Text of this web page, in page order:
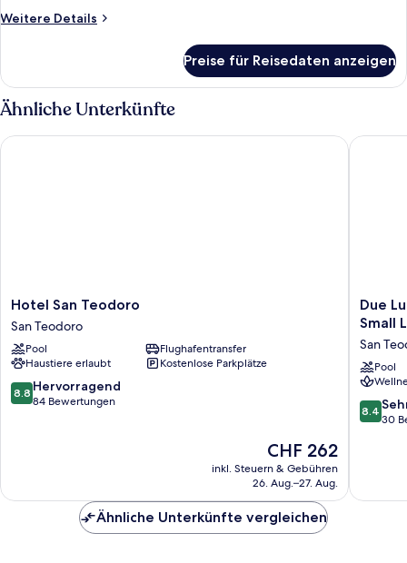
&
Free
anzeigen
Weitere Details
Weitere
Deluxe
Sea
View
Kids
Preise für Reisedaten anzeigen
Ähnliche Unterkünfte
Hotel
San
Teodoro
San
Teodoro
Hotel San Teodoro
San Teodoro
Pool
Flughafentransfer
Haustiere erlaubt
Kostenlose Parkplätze
8.8
von
8.8 Hervorragend
84 Bewertungen
Der
Preis
beträgt
CHF 262
inkl. Steuern & Gebühren
26. Aug.–27. Aug.
Hotel San Teodoro
Due
Lune
Resort
&
Golf
a
member
of
Due
Small
San
Pool
8.4
von
8.4
30
Due
Ähnliche Unterkünfte vergleichen